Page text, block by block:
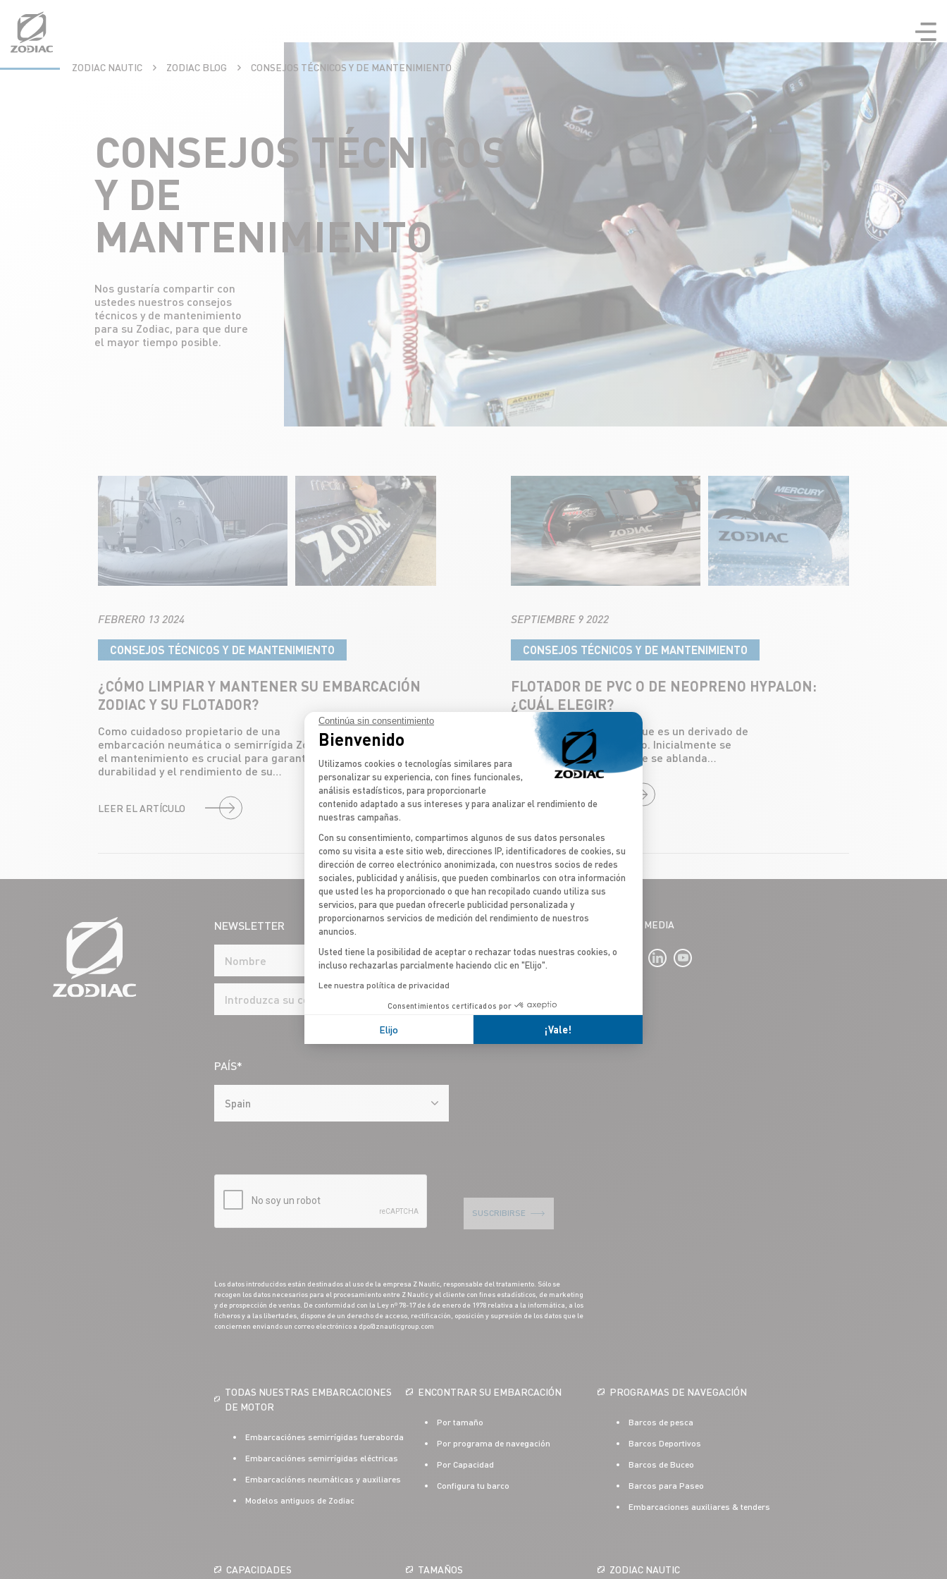
contenu
ZODIAC NAUTIC ZODIAC BLOG CONSEJOS TÉCNICOS Y DE MANTENIMIENTO
CONSEJOS TÉCNICOS
Y DE
MANTENIMIENTO
Nos gustaría compartir con
ustedes nuestros consejos
técnicos y de mantenimiento
para su Zodiac, para que dure
el mayor tiempo posible.
FEBRERO 13 2024
CONSEJOS TÉCNICOS Y DE MANTENIMIENTO
¿CÓMO LIMPIAR Y MANTENER SU EMBARCACIÓN
ZODIAC Y SU FLOTADOR?
Como cuidadoso propietario de una
embarcación neumática o semirrígida Zodiac,
el mantenimiento es crucial para garantizar la
durabilidad y el rendimiento de su…
LEER EL ARTÍCULO
SEPTIEMBRE 9 2022
CONSEJOS TÉCNICOS Y DE MANTENIMIENTO
FLOTADOR DE PVC O DE NEOPRENO HYPALON:
¿CUÁL ELEGIR?
Empecemos por el PVC, que es un derivado de
los productos del petróleo. Inicialmente se
trata de un PVC rígido, que se ablanda…
NEWSLETTER
PAÍS*
Spain
SUSCRIBIRSE
Los datos introducidos están destinados al uso de la empresa Z Nautic, responsable del tratamiento. Sólo se
recogen los datos necesarios para el procesamiento entre Z Nautic y el cliente con fines estadísticos, de marketing
y de prospección de ventas. De conformidad con la Ley nº 78-17 de 6 de enero de 1978 relativa a la informática, a los
ficheros y a las libertades, dispone de un derecho de acceso, rectificación, oposición y supresión de los datos que le
conciernen enviando un correo electrónico a dpo@znauticgroup.com
SOCIAL MEDIA
TODAS NUESTRAS EMBARCACIONES
DE MOTOR
Embarcaciónes semirrígidas fueraborda
Embarcaciónes semirrígidas eléctricas
Embarcaciónes neumáticas y auxiliares
Modelos antiguos de Zodiac
ENCONTRAR SU EMBARCACIÓN
Por tamaño
Por programa de navegación
Por Capacidad
Configura tu barco
PROGRAMAS DE NAVEGACIÓN
Barcos de pesca
Barcos Deportivos
Barcos de Buceo
Barcos para Paseo
Embarcaciones auxiliares & tenders
CAPACIDADES TAMAÑOS ZODIAC NAUTIC
Continúa sin consentimiento
Bienvenido
Plataforma de Gestión de Consentimiento: Personaliza tus Opciones
Utilizamos cookies o tecnologías similares para
personalizar su experiencia, con fines funcionales,
análisis estadísticos, para proporcionarle
contenido adaptado a sus intereses y para analizar el rendimiento de
nuestras campañas.
Con su consentimiento, compartimos algunos de sus datos personales
como su visita a este sitio web, direcciones IP, identificadores de cookies, su
dirección de correo electrónico anonimizada, con nuestros socios de redes
sociales, publicidad y análisis, que pueden combinarlos con otra información
que usted les ha proporcionado o que han recopilado cuando utiliza sus
servicios, para que puedan ofrecerle publicidad personalizada y
proporcionarnos servicios de medición del rendimiento de nuestros
anuncios.
Usted tiene la posibilidad de aceptar o rechazar todas nuestras cookies, o
incluso rechazarlas parcialmente haciendo clic en "Elijo".
Lee nuestra política de privacidad
Consentimientos certificados por
Elijo ¡Vale!
Axeptio consent